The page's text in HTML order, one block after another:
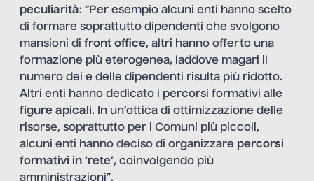
peculiarità: “Per esempio alcuni enti hanno scelto
di formare soprattutto dipendenti che svolgono
mansioni di front office, altri hanno offerto una
formazione più eterogenea, laddove magari il
numero dei e delle dipendenti risulta più ridotto.
Altri enti hanno dedicato i percorsi formativi alle
figure apicali. In un’ottica di ottimizzazione delle
risorse, soprattutto per i Comuni più piccoli,
alcuni enti hanno deciso di organizzare percorsi
formativi in ‘rete’, coinvolgendo più
amministrazioni”.